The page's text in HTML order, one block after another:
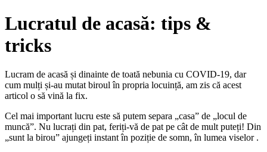
Lucratul de acasă: tips &
tricks
Lucram de acasă și dinainte de toată nebunia cu COVID-19, dar
cum mulți și-au mutat biroul în propria locuință, am zis că acest
articol o să vină la fix.
Cel mai important lucru este să putem separa „casa” de „locul de
muncă”. Nu lucrați din pat, feriți-vă de pat pe cât de mult puteți! Din
„sunt la birou” ajungeți instant în poziție de somn, în lumea viselor .